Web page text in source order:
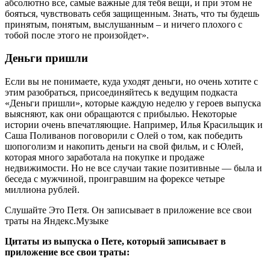
абсолютно все, самые важные для тебя вещи, и при этом не
бояться, чувствовать себя защищенным. Знать, что ты будешь
принятым, понятым, выслушанным – и ничего плохого с
тобой после этого не произойдет».
Деньги пришли
Если вы не понимаете, куда уходят деньги, но очень хотите с
этим разобраться, присоединяйтесь к ведущим подкаста
«Деньги пришли», которые каждую неделю у героев выпуска
выясняют, как они обращаются с прибылью. Некоторые
истории очень впечатляющие. Например, Илья Красильщик и
Саша Поливанов поговорили с Олей о том, как победить
шопоголизм и накопить деньги на свой фильм, и с Юлей,
которая много заработала на покупке и продаже
недвижимости. Но не все случаи такие позитивные — была и
беседа с мужчиной, проигравшим на форексе четыре
миллиона рублей.
Слушайте Это Петя. Он записывает в приложение все свои
траты на Яндекс.Музыке
Цитаты из выпуска о Пете, который записывает в
приложение все свои траты: